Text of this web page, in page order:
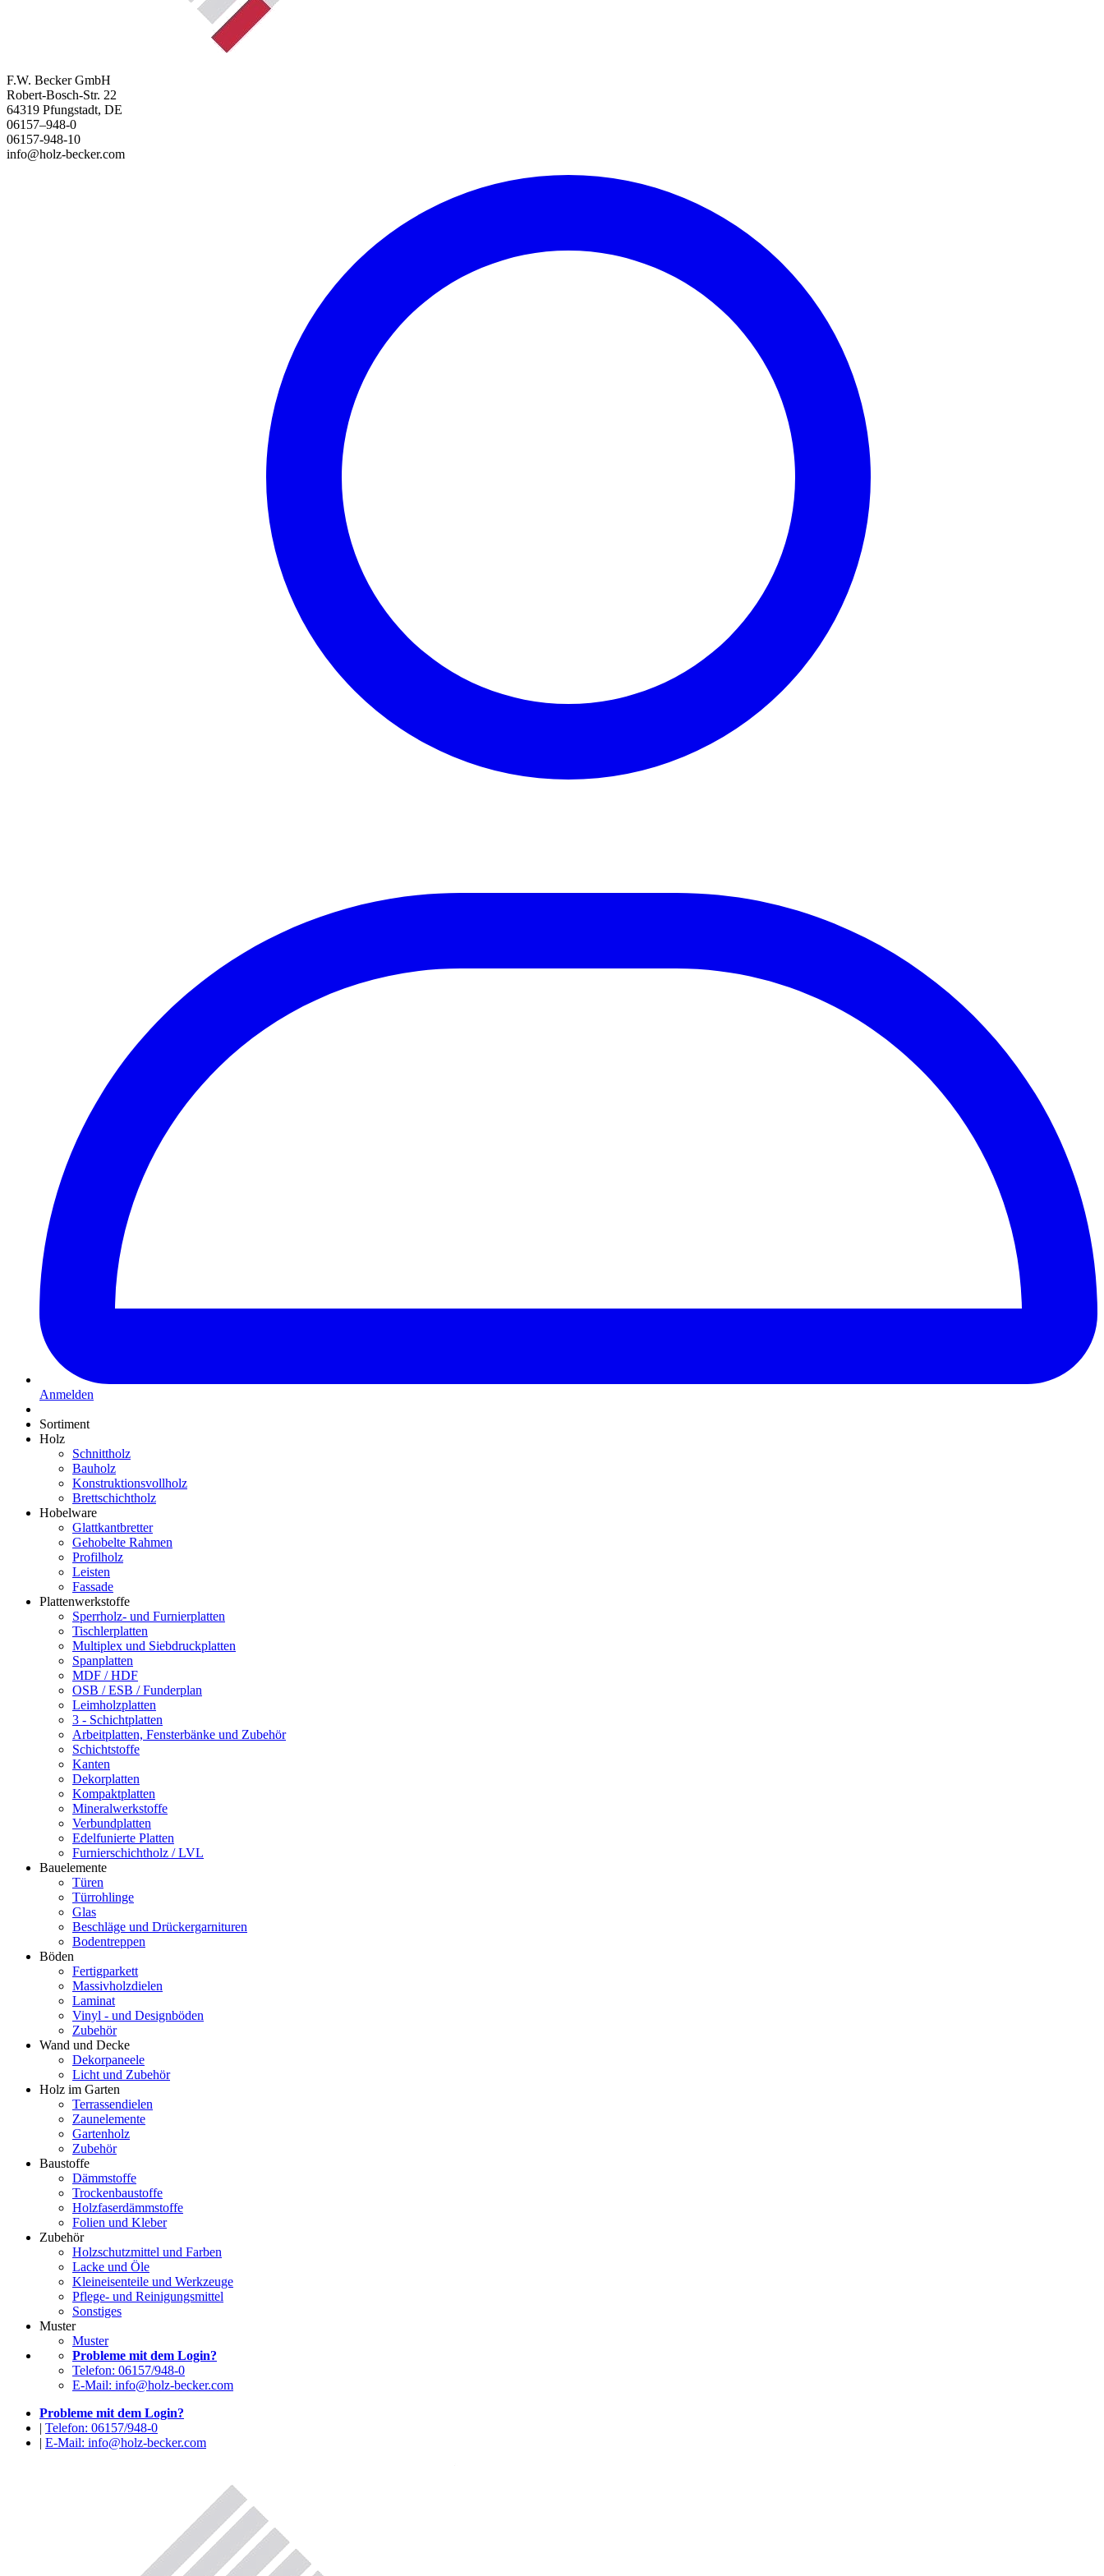
F.W. Becker GmbH
Robert-Bosch-Str. 22
64319 Pfungstadt, DE
06157–948-0
06157-948-10
info@holz-becker.com
Anmelden
Sortiment
Holz
Schnittholz
Bauholz
Konstruktionsvollholz
Brettschichtholz
Hobelware
Glattkantbretter
Gehobelte Rahmen
Profilholz
Leisten
Fassade
Plattenwerkstoffe
Sperrholz- und Furnierplatten
Tischlerplatten
Multiplex und Siebdruckplatten
Spanplatten
MDF / HDF
OSB / ESB / Funderplan
Leimholzplatten
3 - Schichtplatten
Arbeitplatten, Fensterbänke und Zubehör
Schichtstoffe
Kanten
Dekorplatten
Kompaktplatten
Mineralwerkstoffe
Verbundplatten
Edelfunierte Platten
Furnierschichtholz / LVL
Bauelemente
Türen
Türrohlinge
Glas
Beschläge und Drückergarnituren
Bodentreppen
Böden
Fertigparkett
Massivholzdielen
Laminat
Vinyl - und Designböden
Zubehör
Wand und Decke
Dekorpaneele
Licht und Zubehör
Holz im Garten
Terrassendielen
Zaunelemente
Gartenholz
Zubehör
Baustoffe
Dämmstoffe
Trockenbaustoffe
Holzfaserdämmstoffe
Folien und Kleber
Zubehör
Holzschutzmittel und Farben
Lacke und Öle
Kleineisenteile und Werkzeuge
Pflege- und Reinigungsmittel
Sonstiges
Muster
Muster
Probleme mit dem Login?
Telefon: 06157/948-0
E-Mail: info@holz-becker.com
Probleme mit dem Login?
| Telefon: 06157/948-0
| E-Mail: info@holz-becker.com